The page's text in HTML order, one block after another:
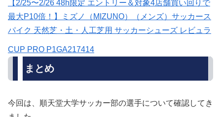
【2/25〜2/26 48h限定 エントリー＆対象4店舗買い回りで
最大P10倍！】ミズノ（MIZUNO）（メンズ）サッカース
パイク 天然芝・土・人工芝用 サッカーシューズ レビュラ
CUP PRO P1GA217414
まとめ
今回は、順天堂大学サッカー部の選手について確認してき